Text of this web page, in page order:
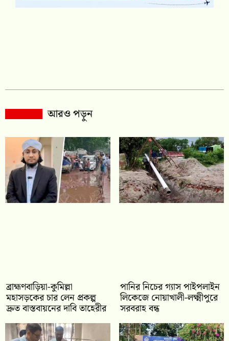
আরও পড়ুন
ব্রাহ্মণবাড়িয়া-কুমিল্লা
মহাসড়কের চার লেন প্রকল্প
দ্রুত বাস্তবায়নের দাবি তাহেরীর
পানির নিচের গ্যাস পাইপলাইন
লিকেজে নোয়াখালী-লক্ষ্মীপুরে
সরবরাহ বন্ধ